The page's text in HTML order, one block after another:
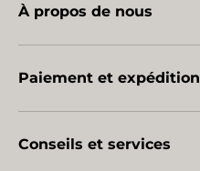
À propos de nous
Paiement et expédition
Conseils et services